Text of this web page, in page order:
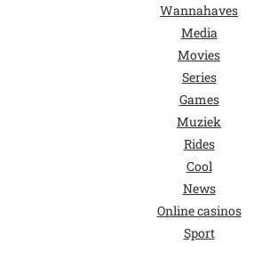
Wannahaves
Media
Movies
Series
Games
Muziek
Rides
Cool
News
Online casinos
Sport